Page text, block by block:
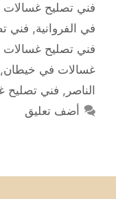
فني تصليح
في الفروانية, فني
فني تصليح
غسالات في خيطان,
الناصر , فني تصليح
أضف تعليق